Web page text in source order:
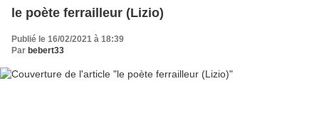
le poète ferrailleur (Lizio)
Publié le 16/02/2021 à 18:39
Par bebert33